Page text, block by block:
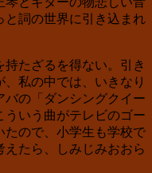
と詞の世界に引き込まれ
持たざるを得ない。引き
私の中では、いきなり
の「ダンシングクイー
ういう曲がテレビのゴー
たので、小学生も学校で
たら、しみじみおおら